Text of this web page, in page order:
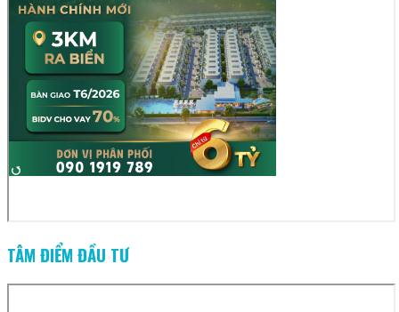
TÂM ĐIỂM ĐẦU TƯ